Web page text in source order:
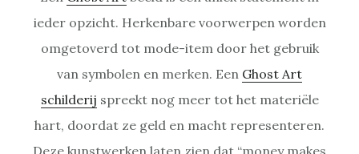
ieder opzicht. Herkenbare voorwerpen worden
omgetoverd tot mode-item door het gebruik
van symbolen en merken. Een Ghost Art
schilderij spreekt nog meer tot het materiële
hart, doordat ze geld en macht representeren.
Deze kunstwerken laten zien dat “money makes